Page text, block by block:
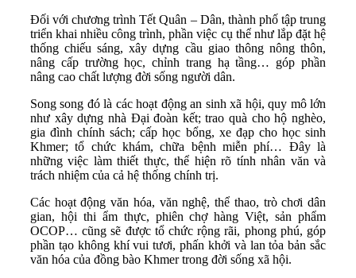
Đối với chương trình Tết Quân – Dân, thành phố tập trung
triển khai nhiều công trình, phần việc cụ thể như lắp đặt hệ
thống chiếu sáng, xây dựng cầu giao thông nông thôn,
nâng cấp trường học, chỉnh trang hạ tầng… góp phần
nâng cao chất lượng đời sống người dân.
Song song đó là các hoạt động an sinh xã hội, quy mô lớn
như xây dựng nhà Đại đoàn kết; trao quà cho hộ nghèo,
gia đình chính sách; cấp học bổng, xe đạp cho học sinh
Khmer; tổ chức khám, chữa bệnh miễn phí… Đây là
những việc làm thiết thực, thể hiện rõ tính nhân văn và
trách nhiệm của cả hệ thống chính trị.
Các hoạt động văn hóa, văn nghệ, thể thao, trò chơi dân
gian, hội thi ẩm thực, phiên chợ hàng Việt, sản phẩm
OCOP… cũng sẽ được tổ chức rộng rãi, phong phú, góp
phần tạo không khí vui tươi, phấn khởi và lan tỏa bản sắc
văn hóa của đồng bào Khmer trong đời sống xã hội.